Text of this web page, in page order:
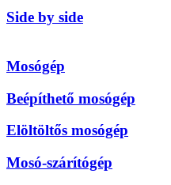
Side by side
Mosógép
Beépíthető mosógép
Elöltöltős mosógép
Mosó-szárítógép